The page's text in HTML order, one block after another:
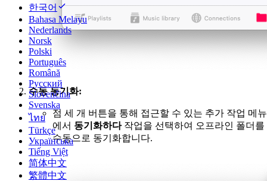
한국어
Bahasa Melayu
Nederlands
Norsk
Polski
Português
Română
Русский
Slovenčina
Svenska
ไทย
Türkçe
Українська
Tiếng Việt
简体中文
繁體中文
수동 동기화:
점 세 개 버튼을 통해 접근할 수 있는 추가 작업 메뉴
에서 동기화하다작업을 선택하여 오프라인 폴더를
수동으로 동기화합니다.